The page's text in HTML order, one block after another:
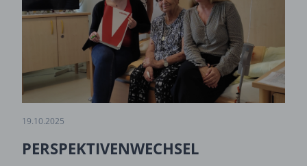
19.10.2025
PERSPEKTIVENWECHSEL